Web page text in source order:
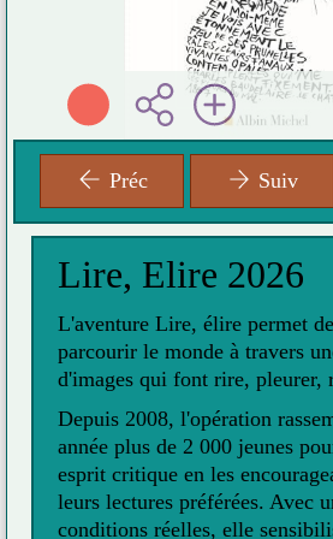
Préc Suiv
Lire, Elire 2026
L'aventure Lire, élire permet
parcourir le monde à travers
d'images qui font rire, pleurer,
Depuis 2008, l'opération
année plus de 2 000 jeunes
esprit critique en les
leurs lectures préférées. Avec
conditions réelles, elle